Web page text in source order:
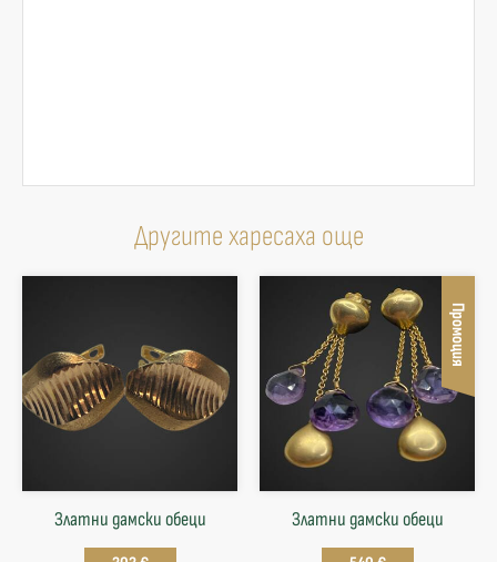
Другите харесаха още
Златни дамски обеци
Промоция
Златни дамски обеци